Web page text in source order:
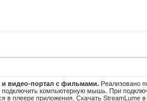
видео-портал с фильмами. Реализовано
компьютерную мышь. При
в плеере приложения. Скачать StreamLume в